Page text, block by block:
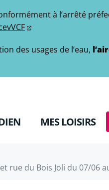
à l’arrêté
des usages de l’eau,
MES LOISIRS
rue du Bois Joli du 07/06